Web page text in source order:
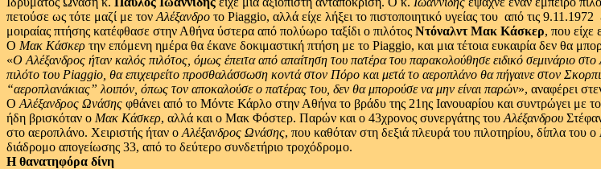
πετούσε ως τότε μαζί με τον Αλέξανδρο το Piaggio, αλλά είχε λήξει το πιστοποιητικό υγείας του ­ από τις
μοιραίας πτήσης κατέφθασε στην Αθήνα ύστερα από πολύωρο ταξίδι ο πιλότος Ντόναλντ Μακ Κάσκερ, που
Ο Μακ Κάσκερ την επόμενη ημέρα θα έκανε δοκιμαστική πτήση με το Piaggio, και μια τέτοια ευκαιρία δεν θα
«Ο Αλέξανδρος ήταν καλός πιλότος, όμως έπειτα από απαίτηση του πατέρα του παρακολούθησε ειδικό σεμινάριο
πιλότο του Piaggio, θα επιχειρείτο προσθαλάσσωση κοντά στον Πόρο και μετά το αεροπλάνο θα πήγαινε στον
“αεροπλανάκιας” λοιπόν, όπως τον αποκαλούσε ο πατέρας του, δεν θα μπορούσε να μην είναι παρών», αναφέρει
Ο Αλέξανδρος Ωνάσης φθάνει από το Μόντε Κάρλο στην Αθήνα το βράδυ της 21ης Ιανουαρίου και συντρώγει με
ήδη βρισκόταν ο Μακ Κάσκερ, αλλά και ο Μακ Φόστερ. Παρών και ο 43χρονος συνεργάτης του Αλέξανδρου
στο αεροπλάνο. Χειριστής ήταν ο Αλέξανδρος Ωνάσης, που καθόταν στη δεξιά πλευρά του πιλοτηρίου, δίπλα του ο
διάδρομο απογείωσης 33, από το δεύτερο συνδετήριο τροχόδρομο.
Η θανατηφόρα δίνη